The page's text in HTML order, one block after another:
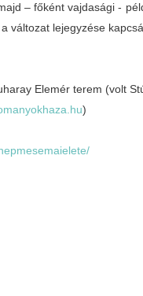
– főként vajdasági -
változat lejegyzése
Elemér terem (volt
)